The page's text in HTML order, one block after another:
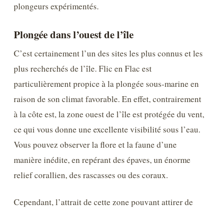
plongeurs expérimentés.
Plongée dans l’ouest de l’île
C’est certainement l’un des sites les plus connus et les
plus recherchés de l’île. Flic en Flac est
particulièrement propice à la plongée sous-marine en
raison de son climat favorable. En effet, contrairement
à la côte est, la zone ouest de l’île est protégée du vent,
ce qui vous donne une excellente visibilité sous l’eau.
Vous pouvez observer la flore et la faune d’une
manière inédite, en repérant des épaves, un énorme
relief corallien, des rascasses ou des coraux.
Cependant, l’attrait de cette zone pouvant attirer de